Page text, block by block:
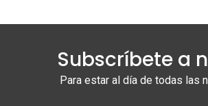
Subscríbete a
Para estar al día de todas las